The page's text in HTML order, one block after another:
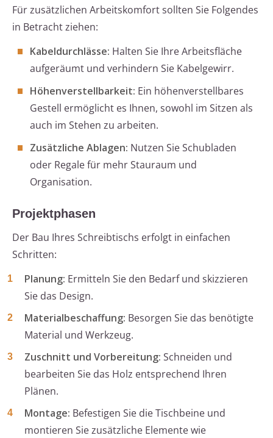
Für zusätzlichen Arbeitskomfort sollten Sie Folgendes
in Betracht ziehen:
Kabeldurchlässe: Halten Sie Ihre Arbeitsfläche
aufgeräumt und verhindern Sie Kabelgewirr.
Höhenverstellbarkeit: Ein höhenverstellbares
Gestell ermöglicht es Ihnen, sowohl im Sitzen als
auch im Stehen zu arbeiten.
Zusätzliche Ablagen: Nutzen Sie Schubladen
oder Regale für mehr Stauraum und
Organisation.
Projektphasen
Der Bau Ihres Schreibtischs erfolgt in einfachen
Schritten:
Planung: Ermitteln Sie den Bedarf und skizzieren
Sie das Design.
Materialbeschaffung: Besorgen Sie das benötigte
Material und Werkzeug.
Zuschnitt und Vorbereitung: Schneiden und
bearbeiten Sie das Holz entsprechend Ihren
Plänen.
Montage: Befestigen Sie die Tischbeine und
montieren Sie zusätzliche Elemente wie